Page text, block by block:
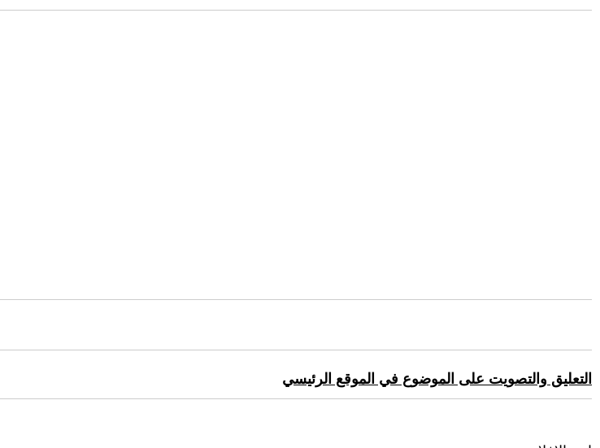
التعليق والتصويت على الموضوع في الموقع الرئيسي